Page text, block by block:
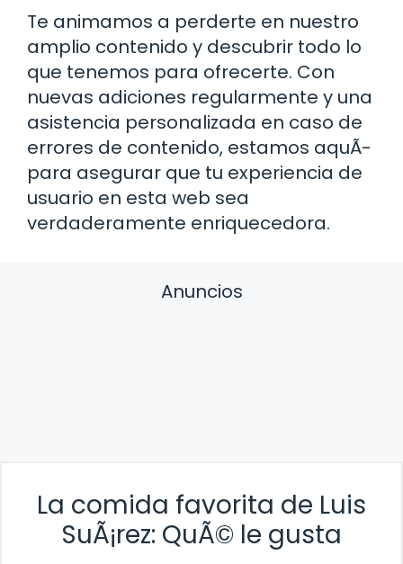
Te animamos a perderte en nuestro
amplio contenido y descubrir todo lo
que tenemos para ofrecerte. Con
nuevas adiciones regularmente y una
asistencia personalizada en caso de
errores de contenido, estamos aquÃ­
para asegurar que tu experiencia de
usuario en esta web sea
verdaderamente enriquecedora.
Anuncios
La comida favorita de Luis
SuÃ¡rez: QuÃ© le gusta